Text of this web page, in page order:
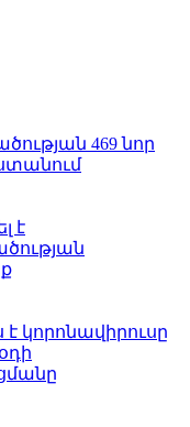
469 նոր
է
է կորոնավիրուսը